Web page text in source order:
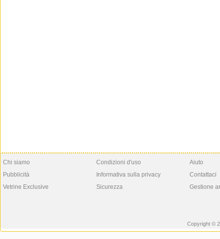
Chi siamo
Pubblicità
Vetrine Exclusive
Condizioni d'uso
Informativa sulla privacy
Sicurezza
Aiuto
Contattaci
Gestione
Copyright ©